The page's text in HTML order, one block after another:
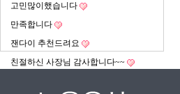
고민많이했습니다
만족합니다
잰다이 추천드려요
친절하신 사장님 감사합니다~~